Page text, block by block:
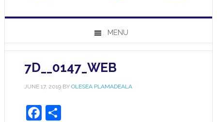
MENU
7D__0147_WEB
JUNE 17, 2019BY OLESEA PLAMADEALA
Facebook
Share